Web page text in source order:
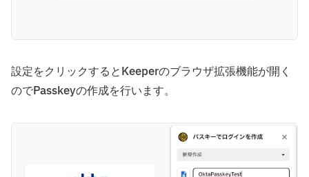
設定をクリックするとKeeperのブラウザ拡張機能が開く
のでPasskeyの作成を行います。